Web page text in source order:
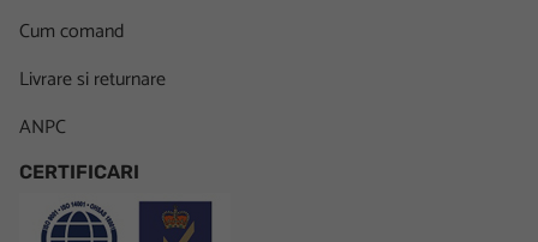
Cum comand
Livrare si returnare
ANPC
CERTIFICARI